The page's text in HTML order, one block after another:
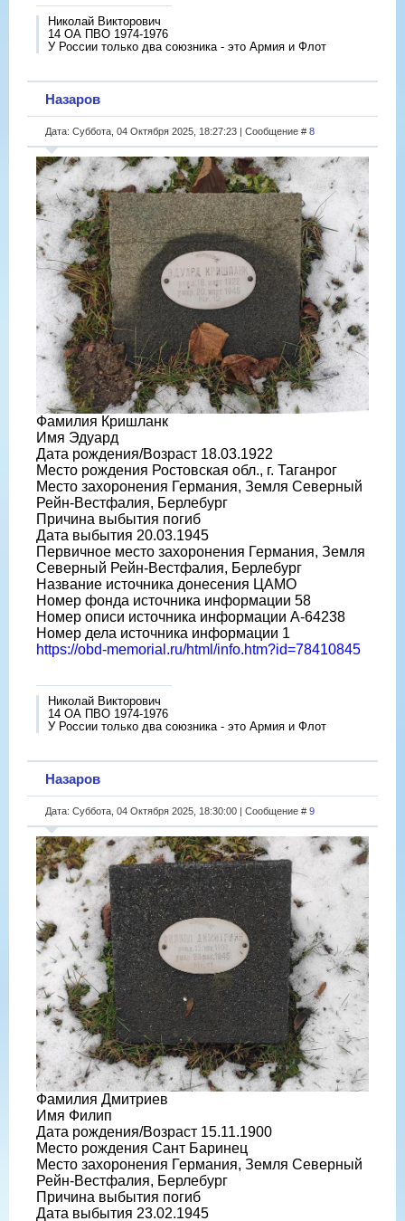
Николай Викторович
14 ОА ПВО 1974-1976
У России только два союзника - это Армия и Флот
Назаров
Дата: Суббота, 04 Октября 2025, 18:27:23 | Сообщение # 8
Фамилия Кришланк
Имя Эдуард
Дата рождения/Возраст 18.03.1922
Место рождения Ростовская обл., г. Таганрог
Место захоронения Германия, Земля Северный
Рейн-Вестфалия, Берлебург
Причина выбытия погиб
Дата выбытия 20.03.1945
Первичное место захоронения Германия, Земля
Северный Рейн-Вестфалия, Берлебург
Название источника донесения ЦАМО
Номер фонда источника информации 58
Номер описи источника информации A-64238
Номер дела источника информации 1
https://obd-memorial.ru/html/info.htm?id=78410845
Николай Викторович
14 ОА ПВО 1974-1976
У России только два союзника - это Армия и Флот
Назаров
Дата: Суббота, 04 Октября 2025, 18:30:00 | Сообщение # 9
Фамилия Дмитриев
Имя Филип
Дата рождения/Возраст 15.11.1900
Место рождения Сант Баринец
Место захоронения Германия, Земля Северный
Рейн-Вестфалия, Берлебург
Причина выбытия погиб
Дата выбытия 23.02.1945